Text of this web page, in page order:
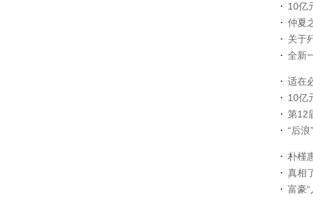
10亿
仲夏
关于
全新
适在
10亿
第12
“后
朴槿
真相
富豪